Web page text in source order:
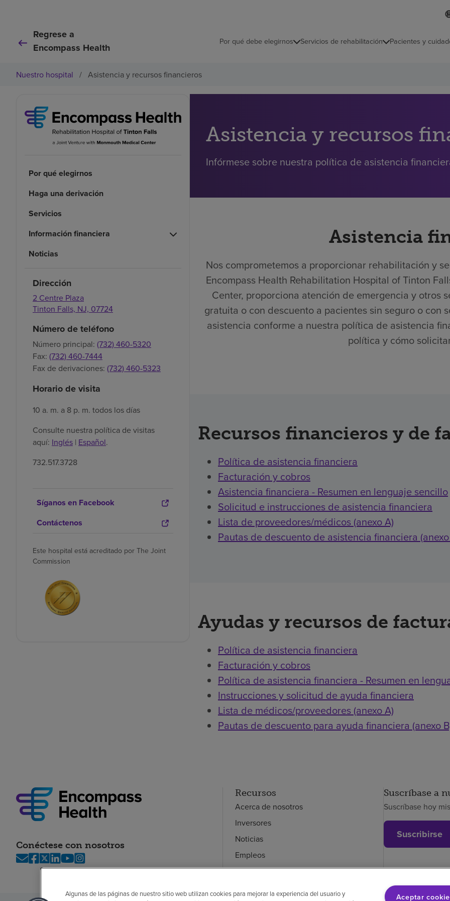
d
o
m
e
o
n
d
Regrese a
Encompass Health
Por qué debe elegirnos Servicios de rehabilitación Pacientes y
Nuestro hospital / Asistencia y recursos financieros
Por qué elegirnos
Haga una derivación
Servicios
Información financiera
Noticias
Dirección
2 Centre Plaza
Tinton Falls, NJ, 07724
Número de teléfono
Número principal: (732) 460-5320
Fax: (732) 460-7444
Fax de derivaciones: (732) 460-5323
Horario de visita
10 a. m. a 8 p. m. todos los días
Consulte nuestra política de visitas
aquí: Inglés | Español.
732.517.3728
Síganos en Facebook
Contáctenos
Este hospital está acreditado por The Joint
Commission
Asistencia y recursos
Infórmese sobre nuestra política de asistencia
Asistencia
Nos comprometemos a proporcionar rehabilitación y
Encompass Health Rehabilitation Hospital of Tinton
Center, proporciona atención de emergencia y otros
gratuita o con descuento a pacientes sin seguro o
asistencia conforme a nuestra política de asistencia
política y cómo
Recursos financieros y de
Política de asistencia financiera
Facturación y cobros
Asistencia financiera - Resumen en lenguaje sencillo
Solicitud e instrucciones de asistencia financiera
Lista de proveedores/médicos (anexo A)
Pautas de descuento de asistencia financiera
Ayudas y recursos de
Política de asistencia financiera
Facturación y cobros
Política de asistencia financiera - Resumen en
Instrucciones y solicitud de ayuda financiera
Lista de médicos/proveedores (anexo A)
Pautas de descuento para ayuda financiera (anexo
Conéctese con nosotros
Recursos
Acerca de nosotros
Inversores
Noticias
Empleos
Empleados
Suscríbase a
Suscríbase hoy
Suscribirse
Algunas de las páginas de nuestro sitio web utilizan cookies para mejorar la experiencia del usuario y
Aceptar